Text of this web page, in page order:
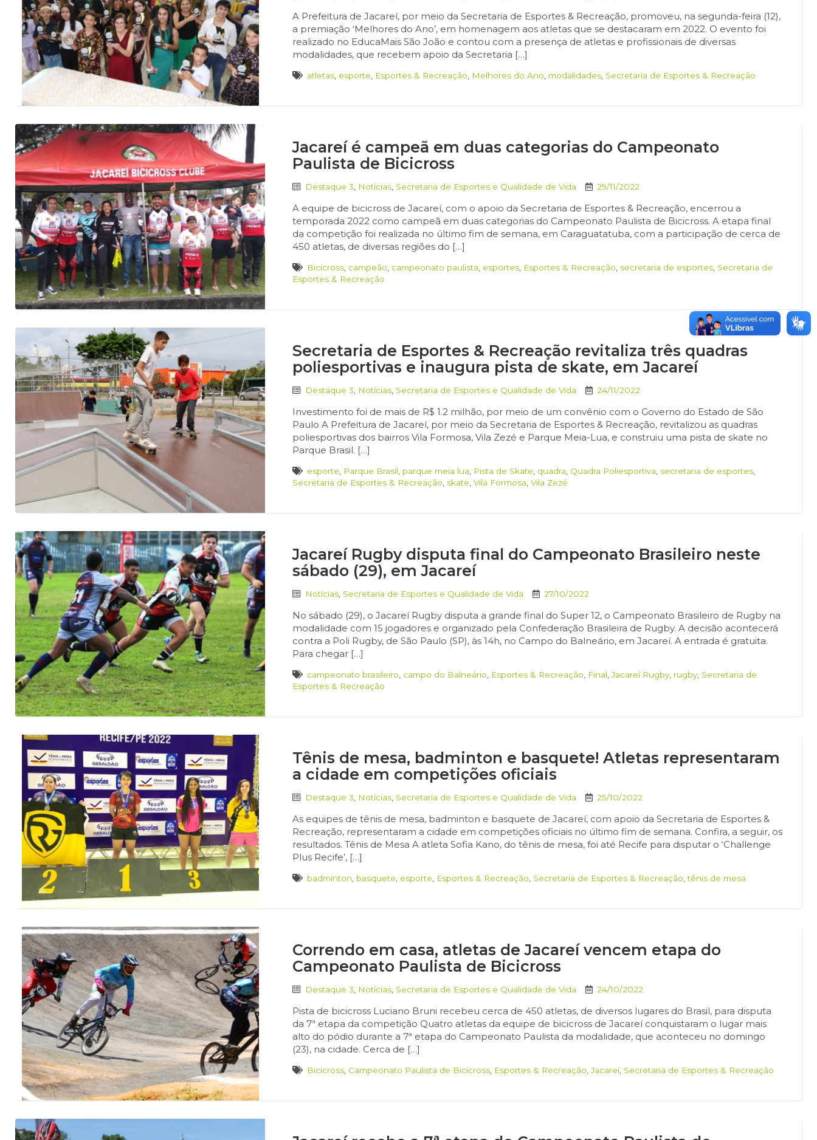
A Prefeitura de Jacareí, por meio da Secretaria de Esportes & Recreação, promoveu, na segunda-feira (12),
a premiação ‘Melhores do Ano’, em homenagem aos atletas que se destacaram em 2022. O evento foi
realizado no EducaMais São João e contou com a presença de atletas e profissionais de diversas
modalidades, que recebem apoio da Secretaria […]
atletas esporte Esportes & Recreação Melhores do Ano modalidades Secretaria de Esportes & Recreação
Jacareí é campeã em duas categorias do Campeonato
Paulista de Bicicross
Destaque 3 Notícias Secretaria de Esportes e Qualidade de Vida 29/11/2022
A equipe de bicicross de Jacareí, com o apoio da Secretaria de Esportes & Recreação, encerrou a
temporada 2022 como campeã em duas categorias do Campeonato Paulista de Bicicross. A etapa final
da competição foi realizada no último fim de semana, em Caraguatatuba, com a participação de cerca de
450 atletas, de diversas regiões do […]
Bicicross campeão campeonato paulista esportes Esportes & Recreação secretaria de esportes Secretaria de
Esportes & Recreação
Secretaria de Esportes & Recreação revitaliza três quadras
poliesportivas e inaugura pista de skate, em Jacareí
Destaque 3 Notícias Secretaria de Esportes e Qualidade de Vida 24/11/2022
Investimento foi de mais de R$ 1.2 milhão, por meio de um convênio com o Governo do Estado de São
Paulo A Prefeitura de Jacareí, por meio da Secretaria de Esportes & Recreação, revitalizou as quadras
poliesportivas dos bairros Vila Formosa, Vila Zezé e Parque Meia-Lua, e construiu uma pista de skate no
Parque Brasil. […]
esporte Parque Brasil parque meia lua Pista de Skate quadra Quadra Poliesportiva secretaria de esportes
Secretaria de Esportes & Recreação skate ,Vila Formosa ,Vila Zezé
Jacareí Rugby disputa final do Campeonato Brasileiro neste
sábado (29), em Jacareí
Notícias Secretaria de Esportes e Qualidade de Vida 27/10/2022
No sábado (29), o Jacareí Rugby disputa a grande final do Super 12, o Campeonato Brasileiro de Rugby na
modalidade com 15 jogadores e organizado pela Confederação Brasileira de Rugby. A decisão acontecerá
contra a Poli Rugby, de São Paulo (SP), às 14h, no Campo do Balneário, em Jacareí. A entrada é gratuita.
Para chegar […]
campeonato brasileiro campo do Balneário Esportes & Recreação Final ,Jacareí Rugby rugby Secretaria de
Esportes & Recreação
Tênis de mesa, badminton e basquete! Atletas representaram
a cidade em competições oficiais
Destaque 3 Notícias Secretaria de Esportes e Qualidade de Vida 25/10/2022
As equipes de tênis de mesa, badminton e basquete de Jacareí, com apoio da Secretaria de Esportes &
Recreação, representaram a cidade em competições oficiais no último fim de semana. Confira, a seguir, os
resultados. Tênis de Mesa A atleta Sofia Kano, do tênis de mesa, foi até Recife para disputar o ‘Challenge
Plus Recife’, […]
badminton basquete esporte Esportes & Recreação Secretaria de Esportes & Recreação ,tênis de mesa
Correndo em casa, atletas de Jacareí vencem etapa do
Campeonato Paulista de Bicicross
Destaque 3 Notícias Secretaria de Esportes e Qualidade de Vida 24/10/2022
Pista de bicicross Luciano Bruni recebeu cerca de 450 atletas, de diversos lugares do Brasil, para disputa
da 7ª etapa da competição Quatro atletas da equipe de bicicross de Jacareí conquistaram o lugar mais
alto do pódio durante a 7ª etapa do Campeonato Paulista da modalidade, que aconteceu no domingo
(23), na cidade. Cerca de […]
Bicicross Campeonato Paulista de Bicicross Esportes & Recreação ,Jacareí, Secretaria de Esportes & Recreação